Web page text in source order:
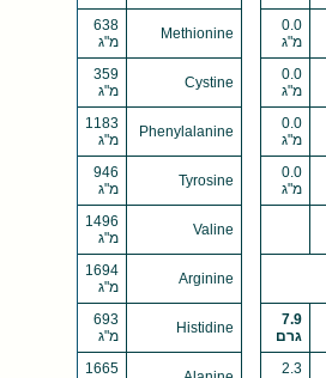
0.0
מ"ג
Methionine
638
מ"ג
0.0
מ"ג
Cystine
359
מ"ג
0.0
מ"ג
Phenylalanine
1183
מ"ג
0.0
מ"ג
Tyrosine
946
מ"ג
Valine
1496
מ"ג
Arginine
1694
מ"ג
7.9
גרם
Histidine
693
מ"ג
2.3
1665